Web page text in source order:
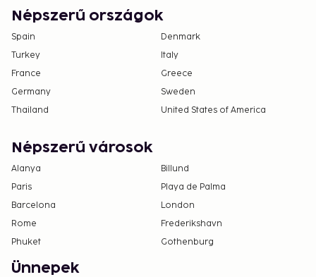
Népszerű országok
Spain
Denmark
Turkey
Italy
France
Greece
Germany
Sweden
Thailand
United States of America
Népszerű városok
Alanya
Billund
Paris
Playa de Palma
Barcelona
London
Rome
Frederikshavn
Phuket
Gothenburg
Ünnepek